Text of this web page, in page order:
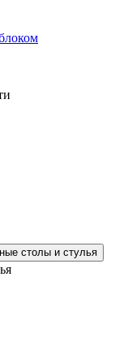
столы и стулья